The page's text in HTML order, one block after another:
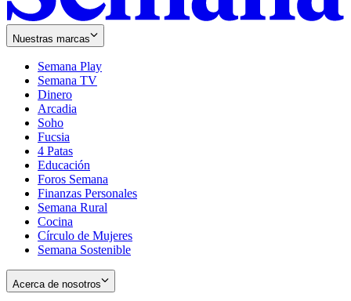
Nuestras marcas
Semana Play
Semana TV
Dinero
Arcadia
Soho
in
new
window
Fucsia
in
new
window
4 Patas
Educación
Foros Semana
Finanzas Personales
Semana Rural
Cocina
Círculo de Mujeres
Semana Sostenible
Acerca de nosotros